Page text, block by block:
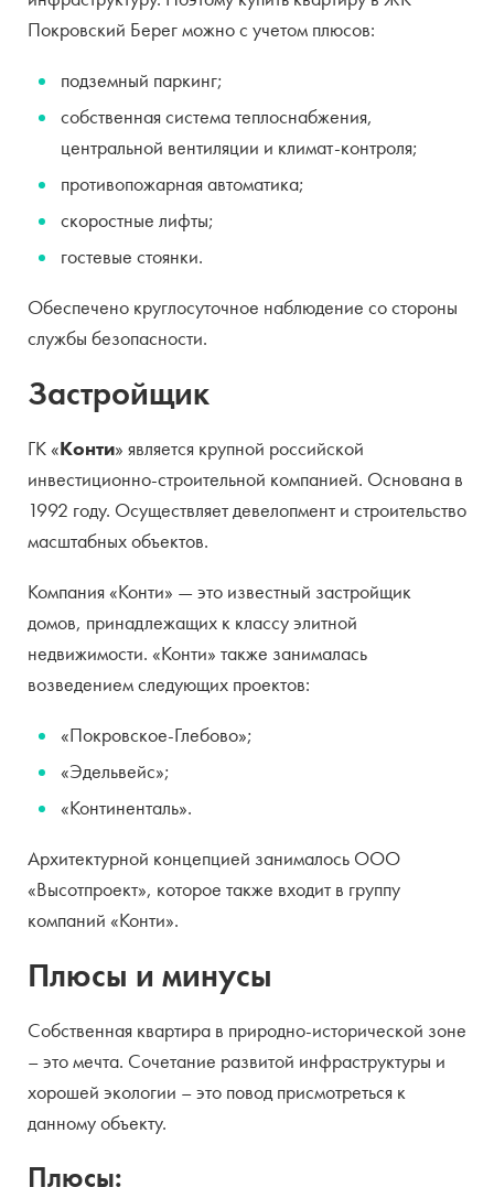
Покровский Берег можно с учетом плюсов:
подземный паркинг;
собственная система теплоснабжения,
центральной вентиляции и климат-контроля;
противопожарная автоматика;
скоростные лифты;
гостевые стоянки.
Обеспечено круглосуточное наблюдение со стороны
службы безопасности.
Застройщик
ГК «Конти» является крупной российской
инвестиционно-строительной компанией. Основана в
1992 году. Осуществляет девелопмент и строительство
масштабных объектов.
Компания «Конти» — это известный застройщик
домов, принадлежащих к классу элитной
недвижимости. «Конти» также занималась
возведением следующих проектов:
«Покровское-Глебово»;
«Эдельвейс»;
«Континенталь».
Архитектурной концепцией занималось ООО
«Высотпроект», которое также входит в группу
компаний «Конти».
Плюсы и минусы
Собственная квартира в природно-исторической зоне
– это мечта. Сочетание развитой инфраструктуры и
хорошей экологии – это повод присмотреться к
данному объекту.
Плюсы: